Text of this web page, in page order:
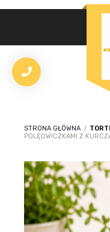
STRONA GŁÓWNA /
POLĘDWICZKAMI Z